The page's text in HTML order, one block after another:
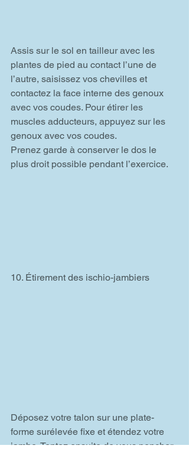
Assis sur le sol en tailleur avec les
plantes de pied au contact l’une de
l’autre, saisissez vos chevilles et
contactez la face interne des genoux
avec vos coudes. Pour étirer les
muscles adducteurs, appuyez sur les
genoux avec vos coudes.
Prenez garde à conserver le dos le
plus droit possible pendant l’exercice.
10. Étirement des ischio-jambiers
Déposez votre talon sur une plate-
forme surélevée fixe et étendez votre
jambe. Tentez ensuite de vous pencher